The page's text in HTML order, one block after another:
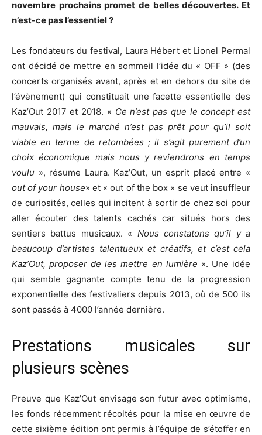
novembre prochains promet de belles découvertes. Et
n’est-ce pas l’essentiel ?
Les fondateurs du festival, Laura Hébert et Lionel Permal
ont décidé de mettre en sommeil l’idée du « OFF » (des
concerts organisés avant, après et en dehors du site de
l’évènement) qui constituait une facette essentielle des
Kaz’Out 2017 et 2018. « Ce n’est pas que le concept est
mauvais, mais le marché n’est pas prêt pour qu’il soit
viable en terme de retombées ; il s’agit purement d’un
choix économique mais nous y reviendrons en temps
voulu », résume Laura. Kaz’Out, un esprit placé entre «
out of your house» et « out of the box » se veut insuffleur
de curiosités, celles qui incitent à sortir de chez soi pour
aller écouter des talents cachés car situés hors des
sentiers battus musicaux. « Nous constatons qu’il y a
beaucoup d’artistes talentueux et créatifs, et c’est cela
Kaz’Out, proposer de les mettre en lumière ». Une idée
qui semble gagnante compte tenu de la progression
exponentielle des festivaliers depuis 2013, où de 500 ils
sont passés à 4000 l’année dernière.
Prestations musicales sur
plusieurs scènes
Preuve que Kaz’Out envisage son futur avec optimisme,
les fonds récemment récoltés pour la mise en œuvre de
cette sixième édition ont permis à l’équipe de s’étoffer en